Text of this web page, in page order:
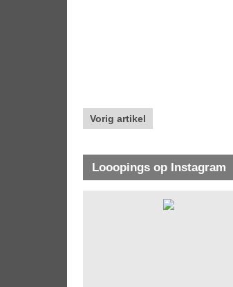
Vorig artikel
Looopings op Instagram